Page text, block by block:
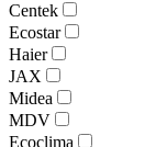
Centek
Ecostar
Haier
JAX
Midea
MDV
Ecoclima